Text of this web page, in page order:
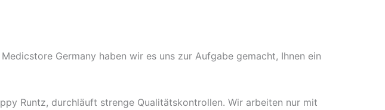
Germany haben wir es uns zur Aufgabe gemacht, Ihnen ein
Runtz, durchläuft strenge Qualitätskontrollen. Wir arbeiten nur mit